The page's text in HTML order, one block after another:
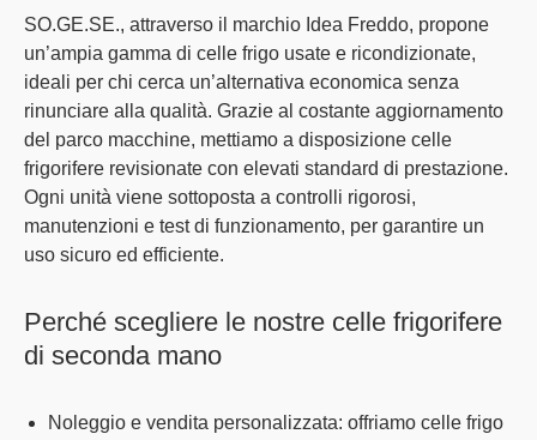
SO.GE.SE., attraverso il marchio Idea Freddo, propone
un’ampia gamma di celle frigo usate e ricondizionate,
ideali per chi cerca un’alternativa economica senza
rinunciare alla qualità. Grazie al costante aggiornamento
del parco macchine, mettiamo a disposizione celle
frigorifere revisionate con elevati standard di prestazione.
Ogni unità viene sottoposta a controlli rigorosi,
manutenzioni e test di funzionamento, per garantire un
uso sicuro ed efficiente.
Perché scegliere le nostre celle frigorifere
di seconda mano
Noleggio e vendita personalizzata: offriamo celle frigo